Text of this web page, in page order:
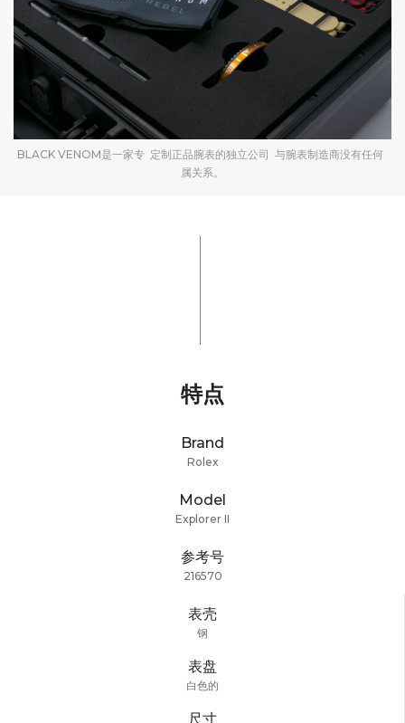
BLACK VENOM是一家专 定制正品腕表的独立公司 与腕表制造商没有任何
属关系。
特点
Brand
Rolex
Model
Explorer II
参考号
216570
表壳
钢
表盘
白色的
尺寸